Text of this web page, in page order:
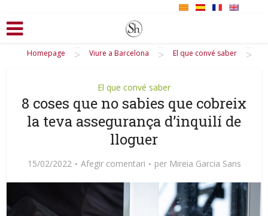
Homepage > Viure a Barcelona > El que convé saber >
El que convé saber
8 coses que no sabies que cobreix
la teva assegurança d’inquilí de
lloguer
15/02/2022 Afegir comentari per Mireia Garcia Sans